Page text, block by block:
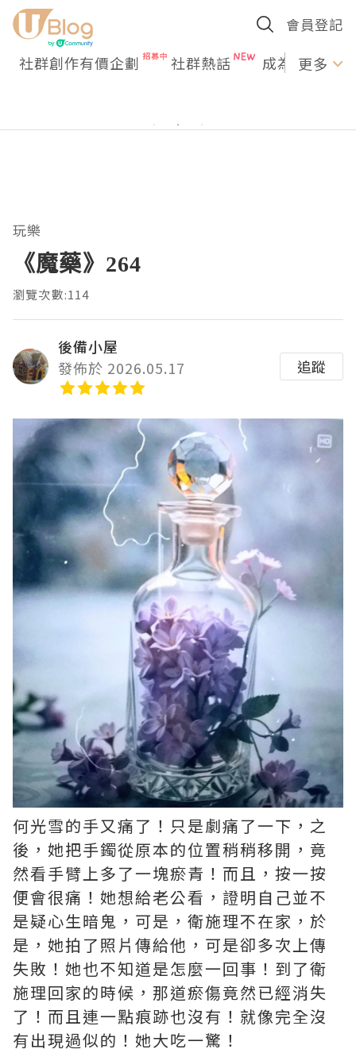
會員登記
社群創作有價企劃 社群熱話 成為U更多
玩樂
《魔藥》264
瀏覽次數:114
後備小屋
發佈於 2026.05.17
追蹤
何光雪的手又痛了！只是劇痛了一下，之
後，她把手鐲從原本的位置稍稍移開，竟
然看手臂上多了一塊瘀青！而且，按一按
便會很痛！她想給老公看，證明自己並不
是疑心生暗鬼，可是，衛施理不在家，於
是，她拍了照片傳給他，可是卻多次上傳
失敗！她也不知道是怎麼一回事！到了衛
施理回家的時候，那道瘀傷竟然已經消失
了！而且連一點痕跡也沒有！就像完全沒
有出現過似的！她大吃一驚！